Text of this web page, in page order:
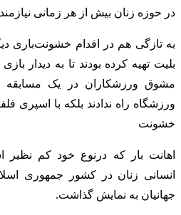
در حوزه زنان بیش از هر زمانی
به تازگی هم در اقدام خشونت‌باری
بلیت تهیه کرده بودند تا به دیدار
مشوق ورزشکاران در یک مسابقه
ورزشگاه راه ندادند بلکه با اسپری
خشونت
اهانت بار که درنوع خود کم
انسانی زنان در کشور جمهوری
جهانیان به نمایش گذاشت.